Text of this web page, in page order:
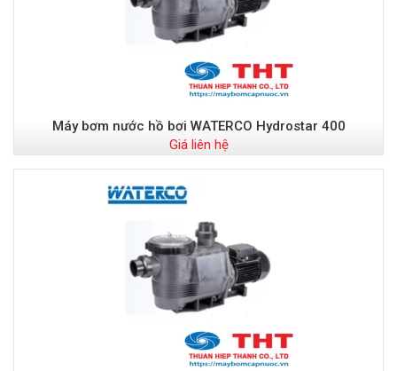
Máy bơm nước hồ bơi WATERCO Hydrostar 400
Giá liên hệ